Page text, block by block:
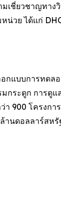
เชี่ยวชาญทาง
วย ได้แก่
กแบบการทดล
ระดูก การดูแ
900 โครงกา
นดอลลาร์สหรั